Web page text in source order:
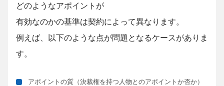
どのようなアポイントが
有効なのかの基準は契約によって異なります。
例えば、以下のような点が問題となるケースがありま
す。
アポイントの質（決裁権を持つ人物とのアポイントか否か）